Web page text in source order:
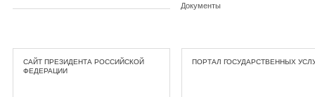
Документы
САЙТ ПРЕЗИДЕНТА РОССИЙСКОЙ
ФЕДЕРАЦИИ
ПОРТАЛ ГОСУДАРСТВЕННЫХ